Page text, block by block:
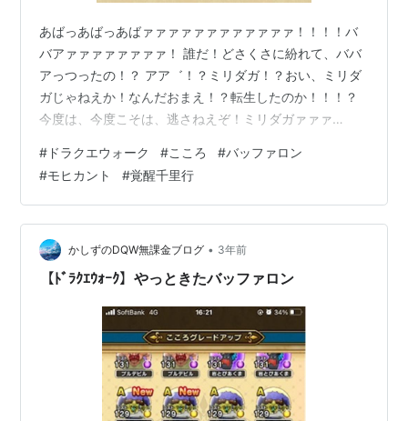
あばっあばっあばァァァァァァァァァァァァ！！！！バ
バアァァァァァァァァ！ 誰だ！どさくさに紛れて、ババ
アっつったの！？ アア゛！？ミリダガ！？おい、ミリダ
ガじゃねえか！なんだおまえ！？転生したのか！！！？
今度は、今度こそは、逃さねえぞ！ミリダガァァァ
https://t.co/ftMxtBsd80https://t.co/Lm9GAKaHDrhttps
://t.co/bD67DVhFVjhttps://t.co/f7YVApjRCr#DQウォー
ク3周年 pic.twitter.com/3O8DFPSniS— 日本おおきづち
愛してる学会員（ぺりめに） (@Buts_Kir…
# ドラクエウォーク #こころ #バッファロン
#モヒカント #覚醒千里行
かしずのDQW無課金ブログ • 3年前
【ﾄﾞﾗｸｴｳｫｰｸ】やっときたバッファロン